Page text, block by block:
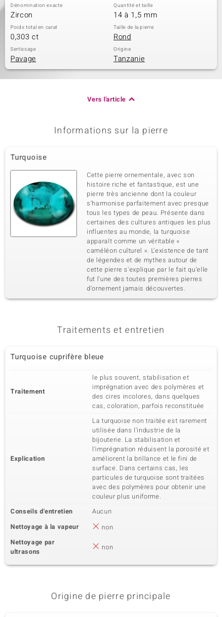
Dénomination exacte
Zircon
Quantité et taille
14 à 1,5 mm
Poids total en carat
0,303 ct
Taille de la pierre
Rond
Sertissage
Pavage
Origine
Tanzanie
Vers l'article
Informations sur la pierre
Turquoise
Cette pierre ornementale, avec son
histoire riche et fantastique, est une
pierre très ancienne dont la couleur
s'harmonise parfaitement avec presque
tous les types de peau. Présente dans
certaines des cultures antiques les plus
influentes au monde, la turquoise
apparaît comme un véritable «
caméléon culturel ». L'existence de tant
de légendes et de mythes autour de
cette pierre s'explique par le fait qu'elle
fut l'une des toutes premières pierres
d'ornement jamais découvertes.
Traitements et entretien
Turquoise cuprifère bleue
Traitement
le plus souvent, stabilisation et
imprégnation avec des polymères et
des cires incolores, dans quelques
cas, coloration, parfois reconstituée
Explication
La turquoise non traitée est rarement
utilisée dans l'industrie de la
bijouterie. La stabilisation et
l'imprégnation réduisent la porosité et
améliorent la brillance et le fini de
surface. Dans certains cas, les
particules de turquoise sont traitées
avec des polymères pour obtenir une
couleur plus uniforme.
Conseils d'entretien
Aucun
Nettoyage à la vapeur
non
Nettoyage par
ultrasons
non
Origine de pierre principale